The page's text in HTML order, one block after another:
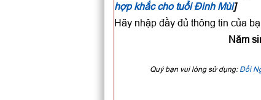
hợp khắc cho tuổi Đinh Mùi]
Hãy nhập đầy đủ thông tin của
Năm
Quý bạn vui lòng sử dụng: Đổi